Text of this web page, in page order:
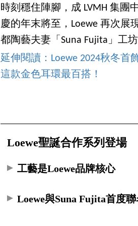
時刻穩住陣腳，成 LVMH 集團
慶的年末將至，Loewe 再次展
都陶藝夫妻「Suna Fujita」工
延伸閱讀：Loewe 2024秋冬
這款金色耳環最百搭！
Loewe聖誕合作系列登場
工藝是Loewe品牌核心
Loewe與Suna Fujita首度